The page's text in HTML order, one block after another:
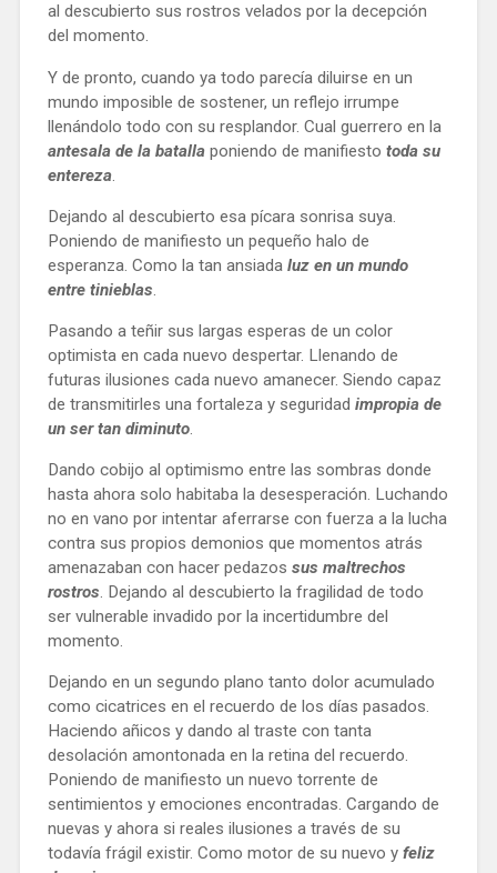
al descubierto sus rostros velados por la decepción
del momento.
Y de pronto, cuando ya todo parecía diluirse en un
mundo imposible de sostener, un reflejo irrumpe
antesala de la batalla poniendo de manifiesto toda su
entereza.
Dejando al descubierto esa pícara sonrisa suya.
Poniendo de manifiesto un pequeño halo de
esperanza. Como la tan ansiada luz en un mundo
entre tinieblas.
Pasando a teñir sus largas esperas de un color
optimista en cada nuevo despertar. Llenando de
futuras ilusiones cada nuevo amanecer. Siendo capaz
de transmitirles una fortaleza y seguridad impropia de
un ser tan diminuto.
Dando cobijo al optimismo entre las sombras donde
hasta ahora solo habitaba la desesperación. Luchando
no en vano por intentar aferrarse con fuerza a la lucha
contra sus propios demonios que momentos atrás
amenazaban con hacer pedazos sus maltrechos
rostros. Dejando al descubierto la fragilidad de todo
ser vulnerable invadido por la incertidumbre del
momento.
Dejando en un segundo plano tanto dolor acumulado
como cicatrices en el recuerdo de los días pasados.
Haciendo añicos y dando al traste con tanta
desolación amontonada en la retina del recuerdo.
Poniendo de manifiesto un nuevo torrente de
sentimientos y emociones encontradas. Cargando de
nuevas y ahora si reales ilusiones a través de su
todavía frágil existir. Como motor de su nuevo y feliz